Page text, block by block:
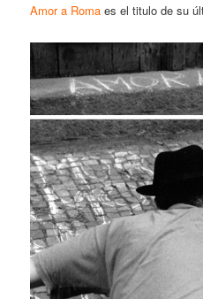
Amor a Roma es el titulo de su